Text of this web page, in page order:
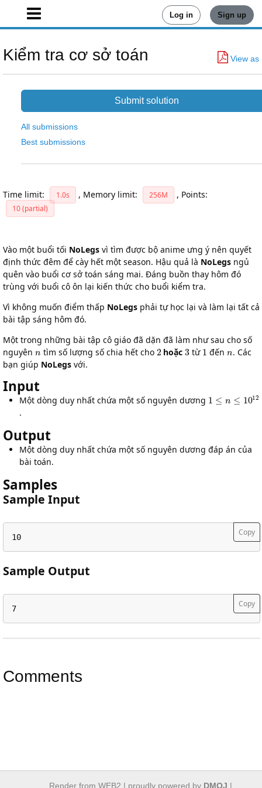
Log in Sign up
Kiểm tra cơ sở toán View as
Submit solution
All submissions
Best submissions
Time limit: 1.0s , Memory limit: 256M , Points:
10 (partial)
Vào một buổi tối NoLegs vì tìm được bộ anime ưng ý nên quyết
định thức đêm để cày hết một season. Hậu quả là NoLegs ngủ
quên vào buổi cơ sở toán sáng mai. Đáng buồn thay hôm đó
trùng với buổi cô ôn lại kiến thức cho buổi kiểm tra.
Vì không muốn điểm thấp NoLegs phải tự học lại và làm lại tất cả
bài tập sáng hôm đó.
Một trong những bài tập cô giáo đã dặn đã làm như sau cho số
nguyên
n
tìm số lượng số chia hết cho
2
hoặc
3
từ
1
đến
n
. Các
bạn giúp NoLegs với.
Input
Một dòng duy nhất chứa một số nguyên dương
1 12
.
Output
Một dòng duy nhất chứa một số nguyên dương đáp án của
bài toán.
Samples
Sample Input
Copy
10
Sample Output
Copy
7
Comments
Render from WEB2 | proudly powered by DMOJ |